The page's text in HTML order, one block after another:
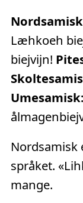
Læhkoeh
biejvijn!
Umesamisk:
Nordsamisk
språket.
mange.